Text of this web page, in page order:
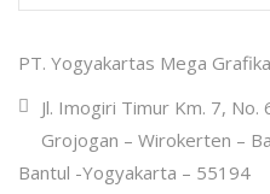
PT. Yogyakartas Mega Grafika
Jl. Imogiri Timur Km. 7, No.
Grojogan – Wirokerten –
Bantul -Yogyakarta – 55194